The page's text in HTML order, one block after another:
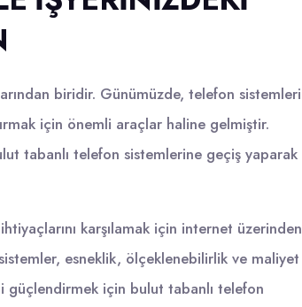
biridir. Günümüzde, telefon sistemleri
için önemli araçlar haline gelmiştir.
tabanlı telefon sistemlerine geçiş yaparak
karşılamak için internet üzerinden
esneklik, ölçeklenebilirlik ve maliyet
için bulut tabanlı telefon